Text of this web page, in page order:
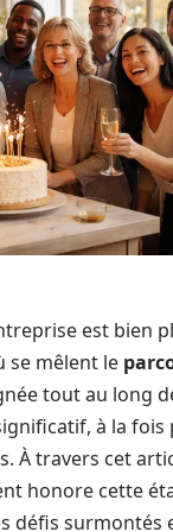
est bien
se mêlent le
tout au long
à la
À travers cet
honore cette
défis